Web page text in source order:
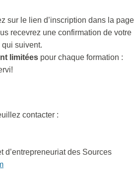
sur le lien d’inscription dans la page
recevrez une confirmation de votre
suivent.
limitées pour chaque formation :
contacter :
d’entrepreneuriat des Sources